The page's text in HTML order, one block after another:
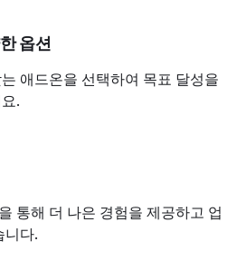
옵션
애드온을 선택하여 목표 달성을
.
통해 더 나은 경험을 제공하고 업
니다.